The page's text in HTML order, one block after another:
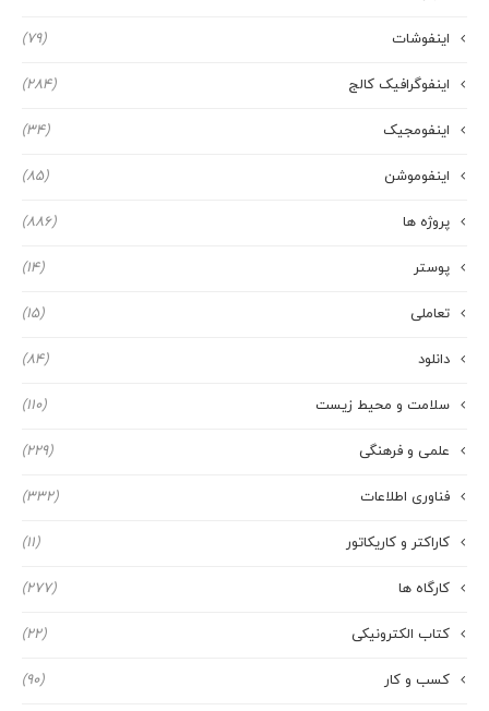
اینفوشات (79)
اینفوگرافیک کالج (284)
اینفومجیک (34)
اینفوموشن (85)
پروژه ها (886)
پوستر (14)
تعاملی (15)
دانلود (84)
سلامت و محیط زیست (110)
علمی و فرهنگی (229)
فناوری اطلاعات (332)
کاراکتر و کاریکاتور (11)
کارگاه ها (277)
کتاب الکترونیکی (22)
کسب و کار (90)